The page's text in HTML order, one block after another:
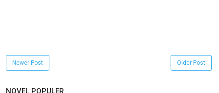
Newer Post Older Post
NOVEL POPULER